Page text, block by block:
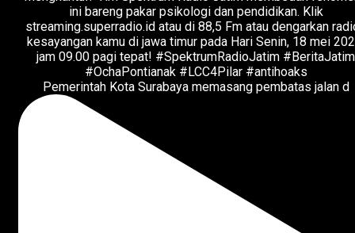
Pemerintah Kota Surabaya memasang pembatas jalan d